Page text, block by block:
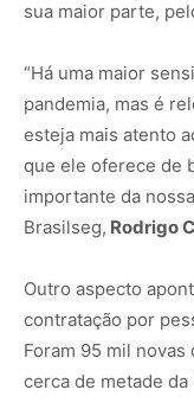
sua maior parte,
“Há uma maior
pandemia, mas é
esteja mais atento
que ele oferece de
importante da
Brasilseg, Rodrigo
Outro aspecto
contratação por
Foram 95 mil
cerca de metade